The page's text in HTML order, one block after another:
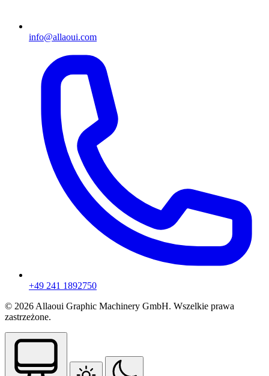
info@allaoui.com
+49 241 1892750
© 2026 Allaoui Graphic Machinery GmbH. Wszelkie prawa
zastrzeżone.